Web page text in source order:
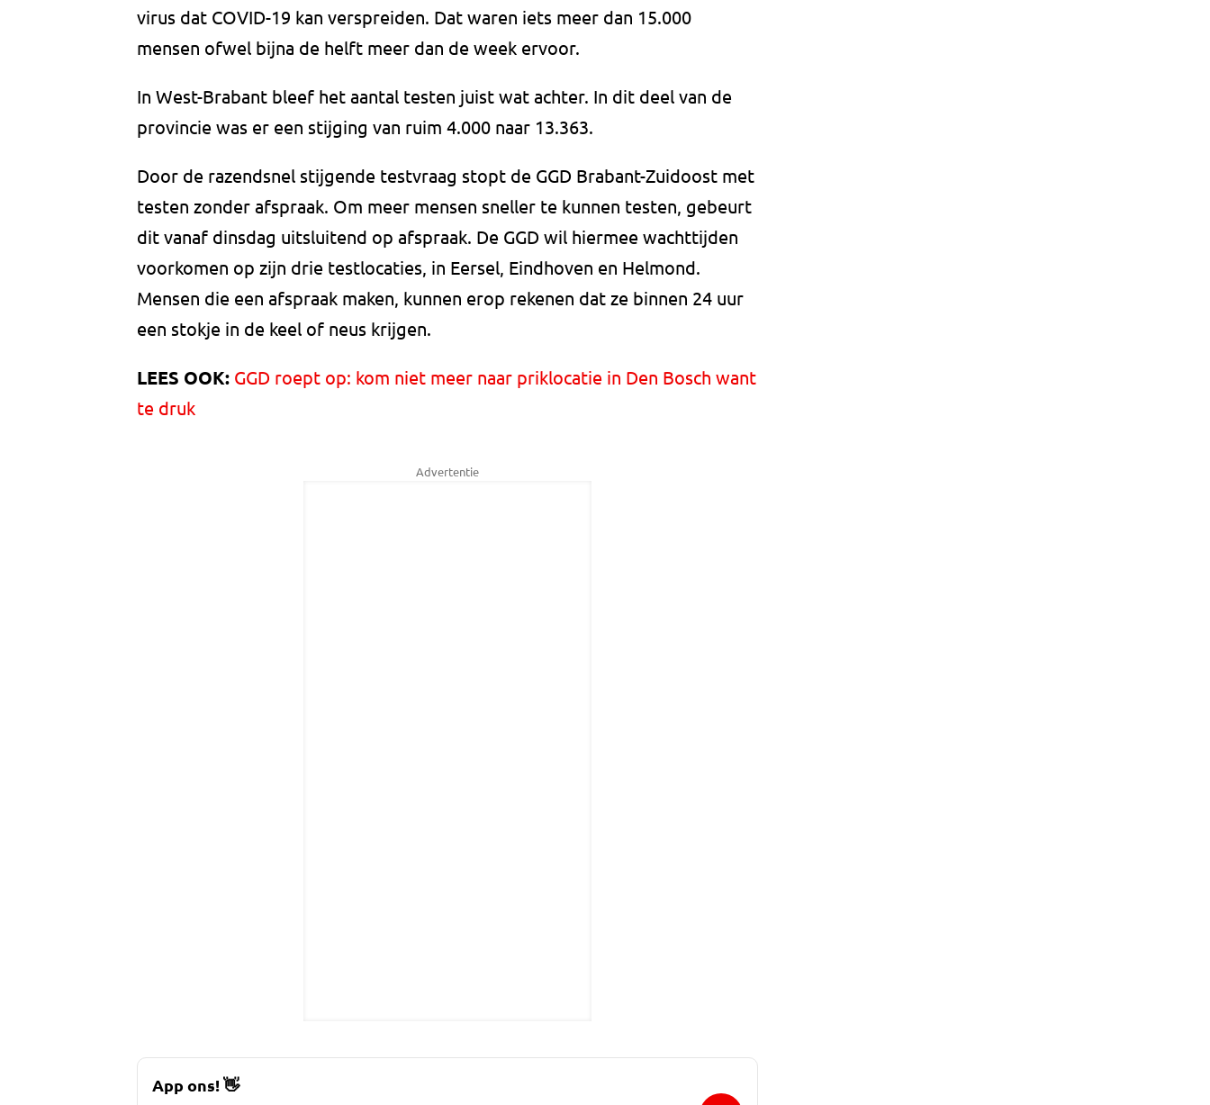
virus dat COVID-19 kan verspreiden. Dat waren iets meer dan 15.000
mensen ofwel bijna de helft meer dan de week ervoor.
In West-Brabant bleef het aantal testen juist wat achter. In dit deel van de
provincie was er een stijging van ruim 4.000 naar 13.363.
Door de razendsnel stijgende testvraag stopt de GGD Brabant-Zuidoost met
testen zonder afspraak. Om meer mensen sneller te kunnen testen, gebeurt
dit vanaf dinsdag uitsluitend op afspraak. De GGD wil hiermee wachttijden
voorkomen op zijn drie testlocaties, in Eersel, Eindhoven en Helmond.
Mensen die een afspraak maken, kunnen erop rekenen dat ze binnen 24 uur
een stokje in de keel of neus krijgen.
LEES OOK: GGD roept op: kom niet meer naar priklocatie in Den Bosch want
te druk
Advertentie
App ons!👋